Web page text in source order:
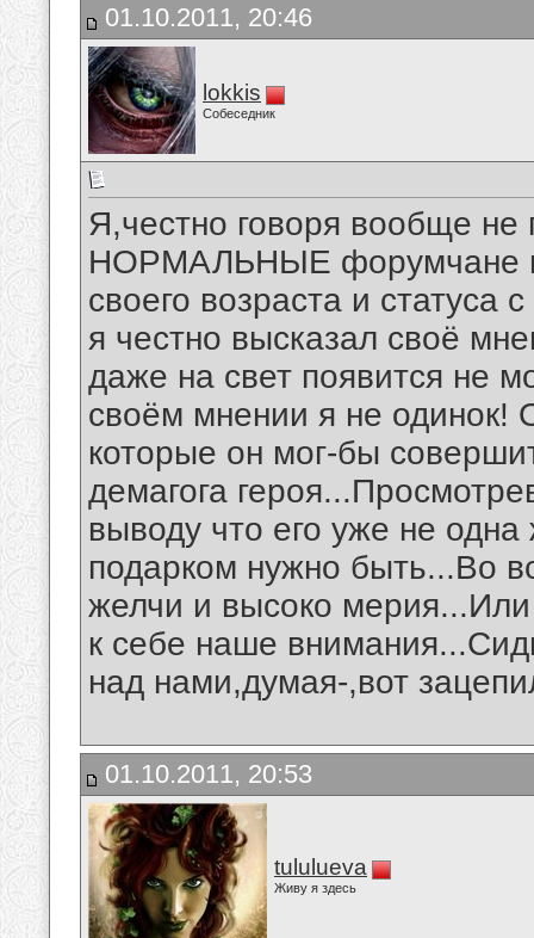
01.10.2011, 20:46
lokkis
Собеседник
Я,честно говоря вообще не
НОРМАЛЬНЫЕ форумчане
своего возраста и статуса
я честно высказал своё
даже на свет появится не
своём мнении я не одинок!
которые он мог-бы
демагога
выводу что его уже не
подарком нужно быть...Во
желчи и высоко мерия...Или
к себе наше
над нами,думая-,вот
01.10.2011, 20:53
tululueva
Живу я здесь